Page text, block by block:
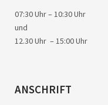
07:30 Uhr – 10:30 Uhr
und
12.30 Uhr – 15:00 Uhr
ANSCHRIFT